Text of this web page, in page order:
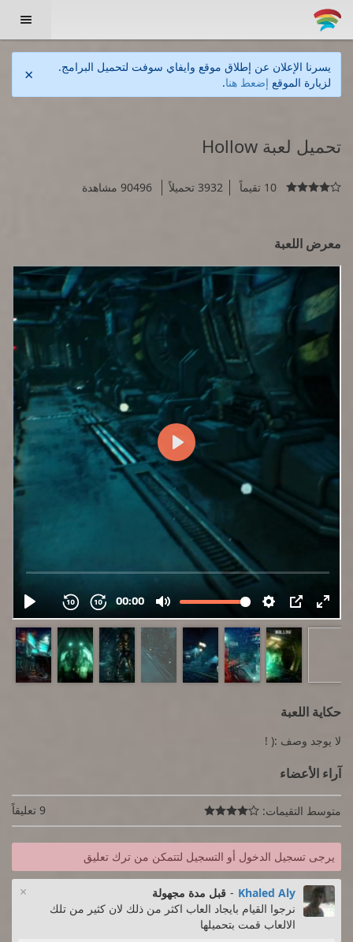

يسرنا الإعلان عن إطلاق موقع وايفاي سوفت لتحميل البرامج.
لزيارة الموقع إضعط هنا.
×
تحميل لعبة Hollow
 10 تقيماً 3932 تحميلاً 90496 مشاهدة
معرض اللعبة
حكاية اللعبة
لا يوجد وصف :( !
آراء الأعضاء
متوسط التقيمات:  9 تعليقاً
يرجى تسجيل الدخول أو التسجيل لتتمكن من ترك تعليق
× Khaled Aly
- قبل مدة مجهولة
نرجوا القيام بايجاد العاب اكثر من ذلك لان كثير من تلك
الالعاب قمت بتحميلها